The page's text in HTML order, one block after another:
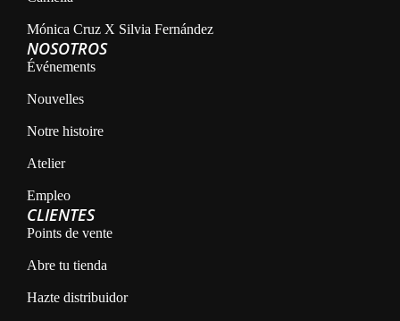
Mónica Cruz X Silvia Fernández
NOSOTROS
Événements
Nouvelles
Notre histoire
Atelier
Empleo
CLIENTES
Points de vente
Abre tu tienda
Hazte distribuidor